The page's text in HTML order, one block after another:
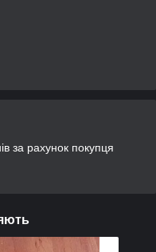
за рахунок покупця